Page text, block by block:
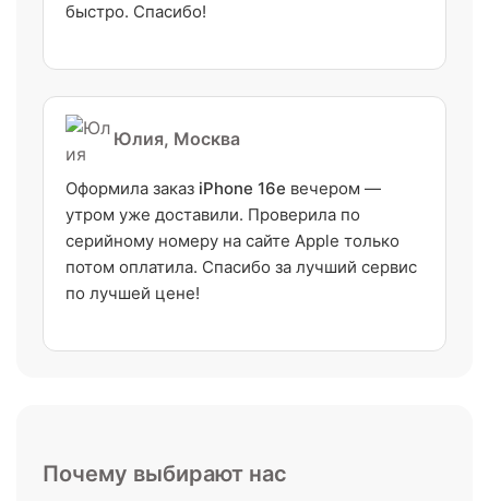
быстро. Спасибо!
Юлия, Москва
Оформила заказ iPhone 16e вечером —
утром уже доставили. Проверила по
серийному номеру на сайте Apple только
потом оплатила. Спасибо за лучший сервис
по лучшей цене!
Почему выбирают нас